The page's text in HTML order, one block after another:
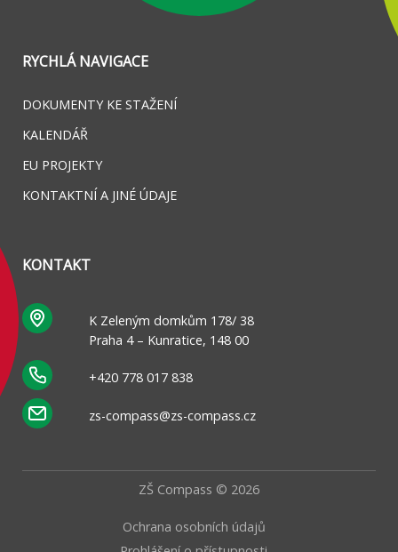
RYCHLÁ NAVIGACE
DOKUMENTY KE STAŽENÍ
KALENDÁŘ
EU PROJEKTY
KONTAKTNÍ A JINÉ ÚDAJE
KONTAKT
K Zeleným domkům 178/ 38
Praha 4 – Kunratice, 148 00
+420 778 017 838
zs-compass@zs-compass.cz
ZŠ Compass © 2026
Ochrana osobních údajů